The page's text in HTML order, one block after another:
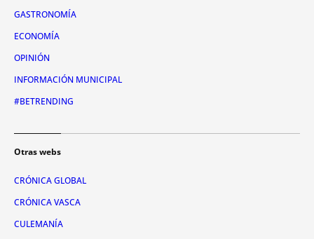
GASTRONOMÍA
ECONOMÍA
OPINIÓN
INFORMACIÓN MUNICIPAL
#BETRENDING
Otras webs
CRÓNICA GLOBAL
CRÓNICA VASCA
CULEMANÍA